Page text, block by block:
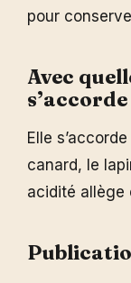
pour
Avec
Elle
canard, le
acidité allège